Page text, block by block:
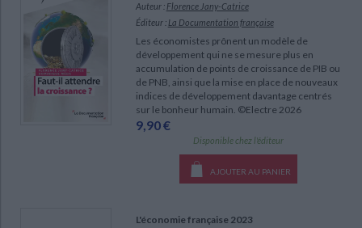
Auteur : Florence Jany-Catrice
Éditeur : La Documentation française
Les économistes prônent un modèle de
développement qui ne se mesure plus en
accumulation de points de croissance de PIB ou
de PNB, ainsi que la mise en place de nouveaux
indices de développement davantage centrés
sur le bonheur humain. ©Electre 2026
9,90 €
Disponible chez l'éditeur
AJOUTER AU PANIER
L'économie française 2023